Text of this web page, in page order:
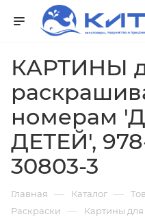
КАРТИНЫ
номерам
ДЕТЕЙ',
30803-3
Главная — Каталог —
Раскраски — Картины